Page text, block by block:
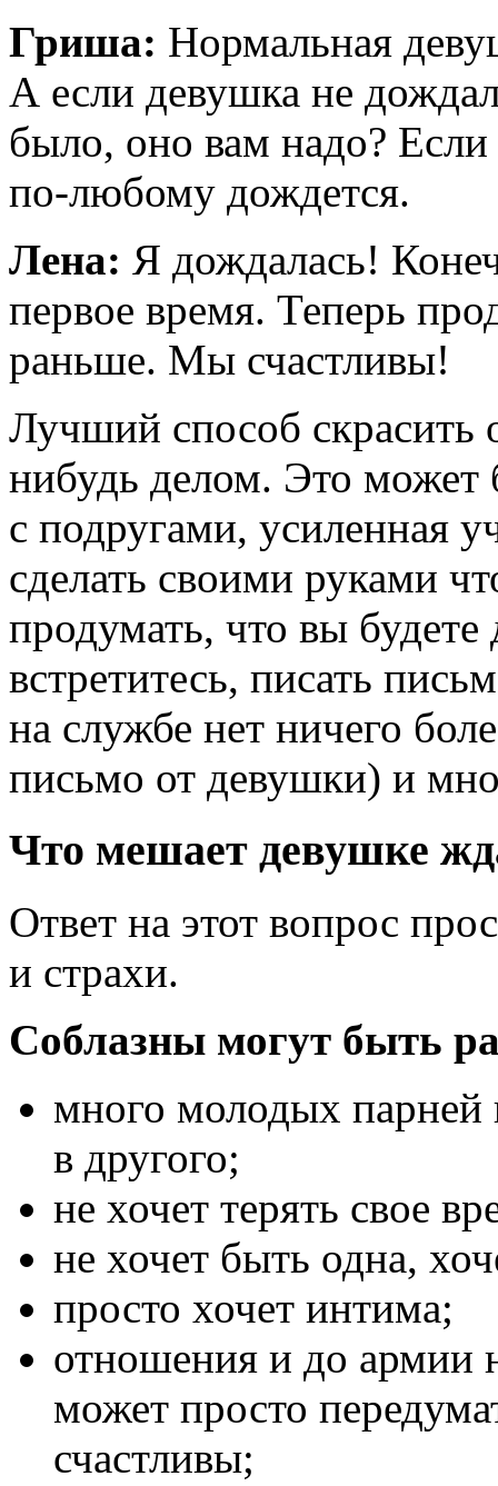
Гриша: Нормальная
А если девушка не
было, оно вам надо? Если
по-любому дождется.
Лена: Я дождалась!
первое время. Теперь
раньше. Мы счастливы!
Лучший способ скрасить
нибудь делом. Это может
с подругами, усиленная
сделать своими руками
продумать, что вы будете
встретитесь, писать
на службе нет ничего
письмо от девушки) и
Что мешает девушке
Ответ на этот вопрос
и страхи.
Соблазны могут быть
много молодых парней
в другого;
не хочет терять свое
не хочет быть одна,
просто хочет интима;
отношения и до армии
может просто
счастливы;